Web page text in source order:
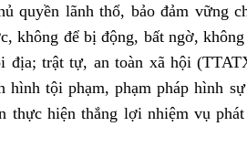
quyền lãnh thổ, bảo đảm vững
không để bị động, bất ngờ,
địa; trật tự, an toàn xã hội
hình tội phạm, phạm pháp hình
thực hiện thắng lợi nhiệm vụ